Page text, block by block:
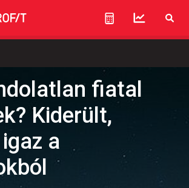
fiatal
Kiderült,
a